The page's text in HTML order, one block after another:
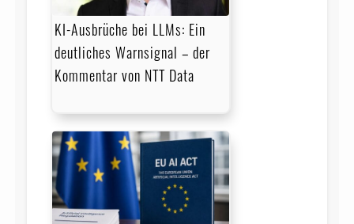
KI-Ausbrüche bei LLMs: Ein
deutliches Warnsignal – der
Kommentar von NTT Data